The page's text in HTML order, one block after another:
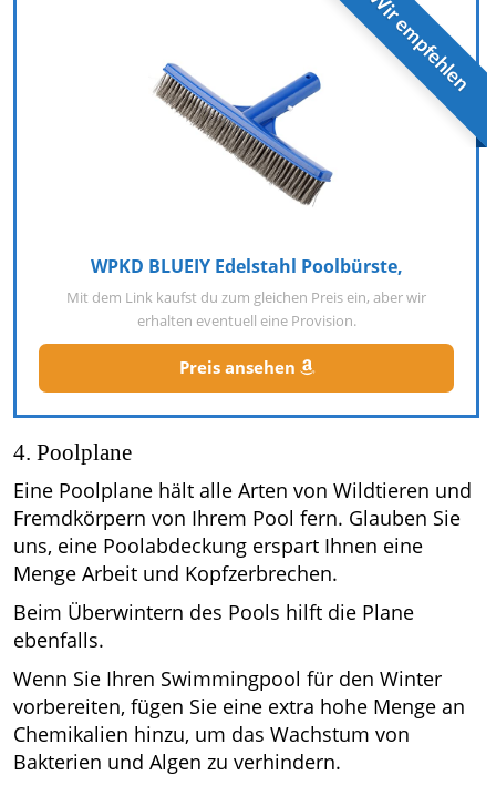
Wir empfehlen
WPKD BLUEIY Edelstahl Poolbürste,
Mit dem Link kaufst du zum gleichen Preis ein, aber wir
erhalten eventuell eine Provision.
Preis ansehen
4. Poolplane
Eine Poolplane hält alle Arten von Wildtieren und
Fremdkörpern von Ihrem Pool fern. Glauben Sie
uns, eine Poolabdeckung erspart Ihnen eine
Menge Arbeit und Kopfzerbrechen.
Beim Überwintern des Pools hilft die Plane
ebenfalls.
Wenn Sie Ihren Swimmingpool für den Winter
vorbereiten, fügen Sie eine extra hohe Menge an
Chemikalien hinzu, um das Wachstum von
Bakterien und Algen zu verhindern.